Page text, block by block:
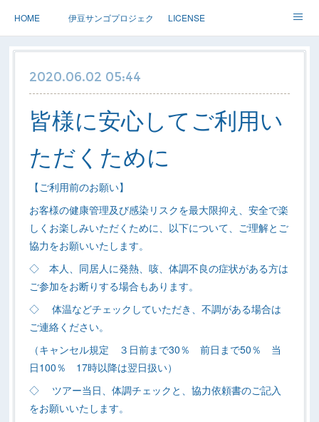
HOME 伊豆サンゴプロジェクト LICENSE
体験ダイブ 親子ダイブ ステップアップ ツアー情報
2020.06.02 05:44
皆様に安心してご利用い
ただくために
【ご利用前のお願い】
お客様の健康管理及び感染リスクを最大限抑え、安全で楽
しくお楽しみいただくために、以下について、ご理解とご
協力をお願いいたします。
◇ 本人、同居人に発熱、咳、体調不良の症状がある方は
ご参加をお断りする場合もあります。
◇ 体温などチェックしていただき、不調がある場合は
ご連絡ください。
（キャンセル規定 ３日前まで30％ 前日まで50％ 当
日100％ 17時以降は翌日扱い）
◇ ツアー当日、体調チェックと、協力依頼書のご記入
をお願いいたします。